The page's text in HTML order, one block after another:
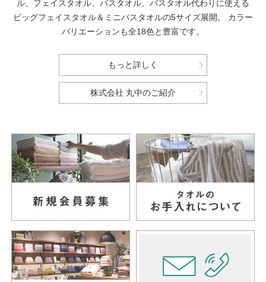
ル、フェイスタオル、バスタオル、バスタオル代わりに使える
ビッグフェイスタオル＆ミニバスタオルの5サイズ展開。
カラー
バリエーションも全18色と豊富です。
もっと詳しく
株式会社 丸中のご紹介